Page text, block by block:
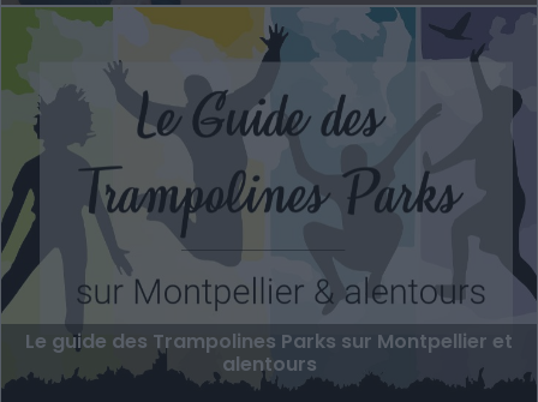
Le guide des Trampolines Parks sur Montpellier et
alentours